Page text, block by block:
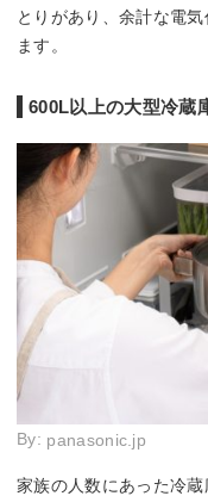
とりがあり、余計な電
ます。
600L以上の大型冷蔵
By: panasonic.jp
家族の人数にあった冷